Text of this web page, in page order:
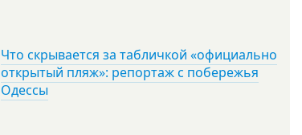
Что скрывается за табличкой «официально
открытый пляж»: репортаж с побережья
Одессы